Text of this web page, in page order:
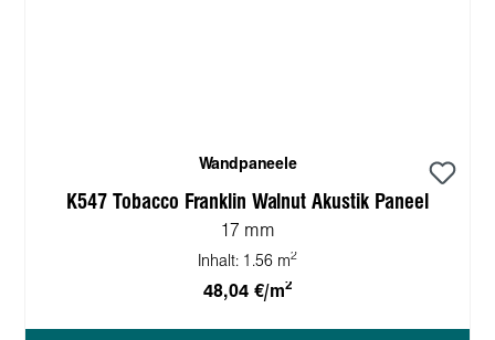
Wandpaneele
K547 Tobacco Franklin Walnut Akustik Paneel
17 mm
Inhalt: 1.56 m2
48,04 €/m2